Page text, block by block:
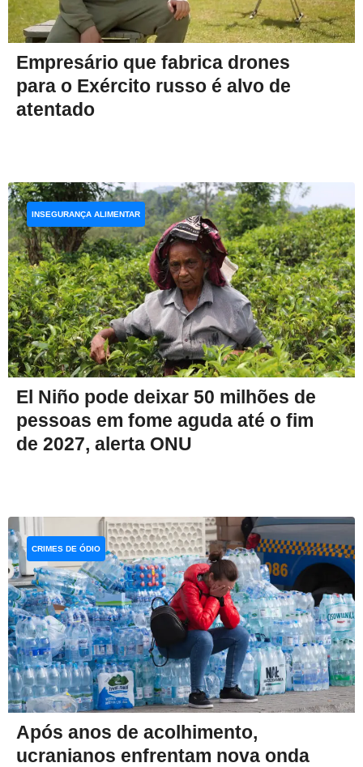
Empresário que fabrica drones
para o Exército russo é alvo de
atentado
El Niño pode deixar 50 milhões de
pessoas em fome aguda até o fim
de 2027, alerta ONU
INSEGURANÇA ALIMENTAR
Após anos de acolhimento,
ucranianos enfrentam nova onda
CRIMES DE ÓDIO